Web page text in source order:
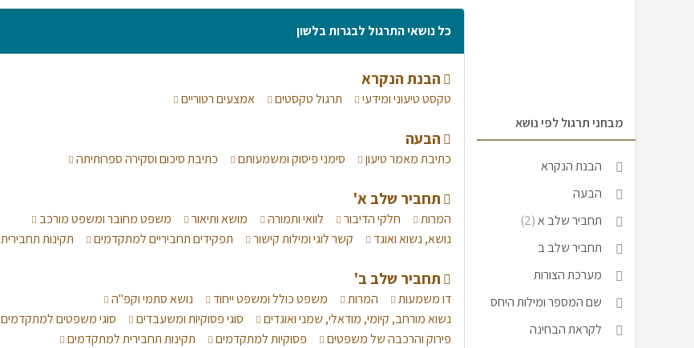
מבחני תרגול לפי נושא
הבנת הנקרא
הבעה
תחביר שלב א(2)
תחביר שלב ב
מערכת הצורות
שם המספר ומילות היחס
לקראת הבחינה
כל נושאי התרגול לבגרות בלשון
הבנת הנקרא
טקסט טיעוני ומידעי תרגול טקסטים אמצעים רטוריים
הבעה
כתיבת מאמר טיעון סימני פיסוק ומשמעותם כתיבת סיכום וסקירה ספרותיתה
תחביר שלב א'
המרות חלקי הדיבור לוואי ותמורה מושא ותיאור
משפט מחובר ומשפט מורכב
נושא, נשוא ואוגד
קשר לוגי ומילות קישור תפקידים תחביריים למתקדמים תקינות תחבירית
תחביר שלב ב'
דו משמעות המרות משפט כולל ומשפט ייחוד
נושא סתמי וקפ"ה
נשוא מורחב, קיומי, מודאלי, שמני ואוגדים
סוגי פסוקיות ומשעבדים
סוגי משפטים למתקדמים
פירוק והרכבה של משפטים
פסוקיות למתקדמים תקינות תחבירית למתקדמים